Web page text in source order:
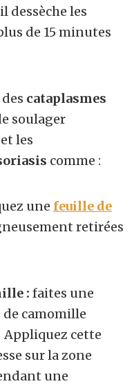
dessèche les
de 15 minutes
cataplasmes
soulager
les
comme :
une feuille de
retirées
: faites une
de camomille
Appliquez cette
sur la zone
une